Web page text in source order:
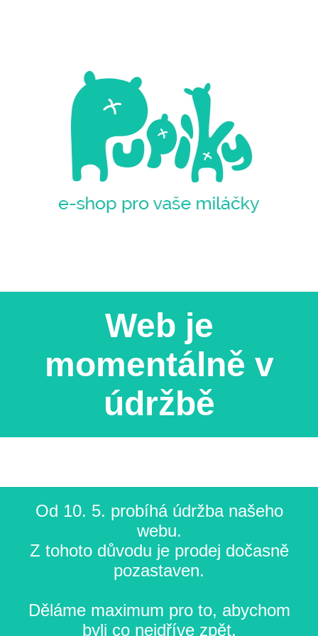
Web je
momentálně v
údržbě
Od 10. 5. probíhá údržba našeho
webu.
Z tohoto důvodu je prodej dočasně
pozastaven.
Děláme maximum pro to, abychom
byli co nejdříve zpět.